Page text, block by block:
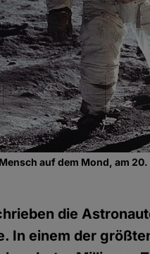
auf dem Mond, am 20.
die
In einem der